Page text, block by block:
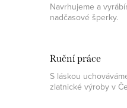
Navrhujeme a
nadčasové šperky.
Ruční práce
S láskou
zlatnické výroby v